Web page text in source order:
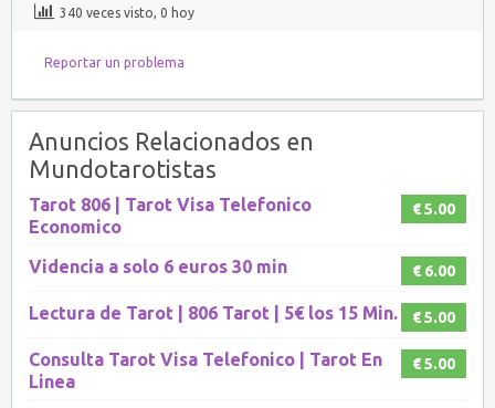
340 veces visto, 0 hoy
Reportar un problema
Anuncios Relacionados en
Mundotarotistas
€ 5.00
Tarot 806 | Tarot Visa Telefonico
Economico
€ 6.00
Videncia a solo 6 euros 30 min
€ 5.00
Lectura de Tarot | 806 Tarot | 5€ los 15 Min.
€ 5.00
Consulta Tarot Visa Telefonico | Tarot En
Linea